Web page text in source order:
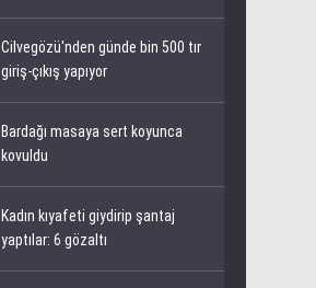
Cilvegözü'nden günde bin 500 tır
giriş-çıkış yapıyor
Bardağı masaya sert koyunca
kovuldu
Kadın kıyafeti giydirip şantaj
yaptılar: 6 gözaltı